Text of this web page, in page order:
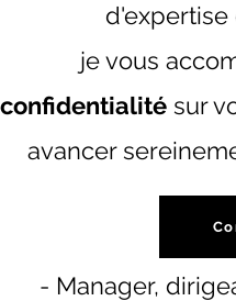
d'expertise
je vous
confidentialitésur
avancer
- Manager,